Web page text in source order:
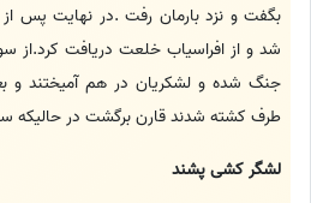
بگفت و نزد بارمان رفت .در نهایت پس از
شد و از افراسیاب خلعت دریافت کرد.از
جنگ شده و لشکریان در هم آمیختند و
طرف کشته شدند قارن برگشت در حالیکه
لشگر کشی پشند